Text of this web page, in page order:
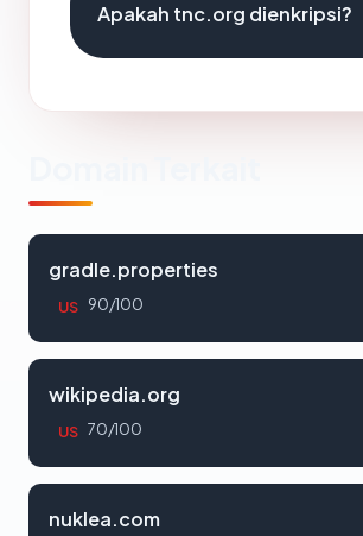
Apakah tnc.org dienkripsi?
gradle.properties
US 90/100
wikipedia.org
US 70/100
nuklea.com